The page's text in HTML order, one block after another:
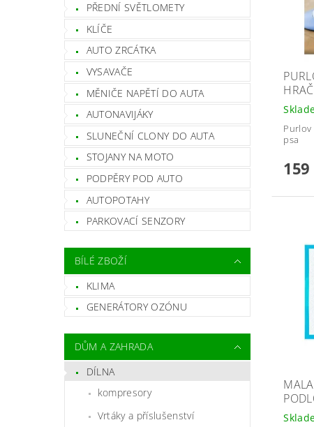
PŘEDNÍ SVĚTLOMETY
KLÍČE
AUTO ZRCÁTKA
VYSAVAČE
MĚNIČE NAPĚTÍ DO AUTA
AUTONAVIJÁKY
SLUNEČNÍ CLONY DO AUTA
STOJANY NA MOTO
PODPĚRY POD AUTO
AUTOPOTAHY
PARKOVACÍ SENZORY
BÍLÉ ZBOŽÍ
KLIMA
GENERÁTORY OZÓNU
DŮM A ZAHRADA
DÍLNA
kompresory
Vrtáky a příslušenství
Purlov
psa
159